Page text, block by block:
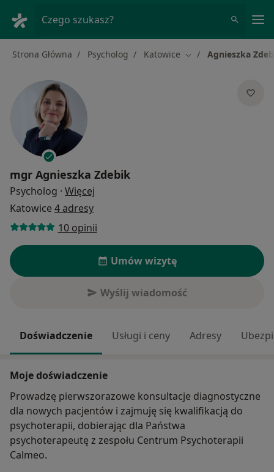
Czego szukasz?
Strona Główna Psycholog Katowice Zmień miasto
Agnieszka
mgr Agnieszka Zdebik
Psycholog · Więcej
Katowice 4 adresy
10 opinii
Umów wizytę
Wyślij wiadomość
Doświadczenie Usługi i ceny Adresy
Moje doświadczenie
Prowadzę pierwszorazowe konsultacje diagnostyczne
dla nowych pacjentów i zajmuję się kwalifikacją do
psychoterapii, dobierając dla Państwa
psychoterapeutę z zespołu Centrum Psychoterapii
Calmeo.